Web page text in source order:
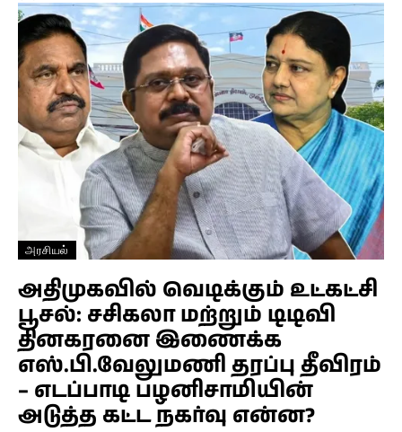
அரசியல்
அதிமுகவில் வெடிக்கும் உட்கட்சி
பூசல்: சசிகலா மற்றும் டிடிவி
தினகரனை இணைக்க
எஸ்.பி.வேலுமணி தரப்பு தீவிரம்
– எடப்பாடி பழனிசாமியின்
அடுத்த கட்ட நகர்வு என்ன?